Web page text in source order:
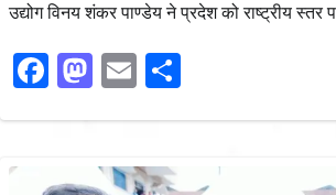
उद्योग विनय शंकर पाण्डेय ने प्रदेश को राष्ट्रीय स्तर
Facebook
Mastodon
Email